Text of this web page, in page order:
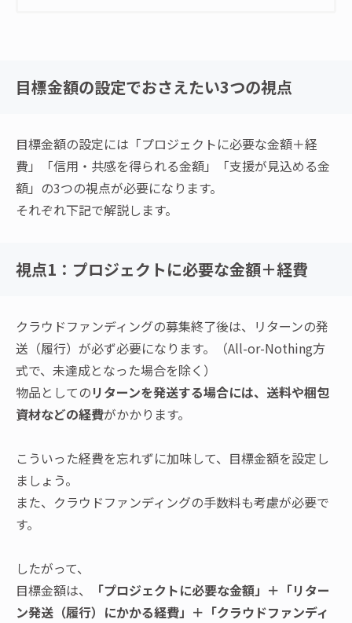
目標金額の設定でおさえたい3つの視点
目標金額の設定には「プロジェクトに必要な金額＋経
費」「信用・共感を得られる金額」「支援が見込める金
額」の3つの視点が必要になります。
それぞれ下記で解説します。
視点1：プロジェクトに必要な金額＋経費
クラウドファンディングの募集終了後は、リターンの発
送（履行）が必ず必要になります。（All-or-Nothing方
式で、未達成となった場合を除く）
物品としてのリターンを発送する場合には、送料や梱包
資材などの経費がかかります。
こういった経費を忘れずに加味して、目標金額を設定し
ましょう。
また、クラウドファンディングの手数料も考慮が必要で
す。
したがって、
目標金額は、
「プロジェクトに必要な金額」＋「リター
ン発送（履行）にかかる経費」＋「クラウドファンディ